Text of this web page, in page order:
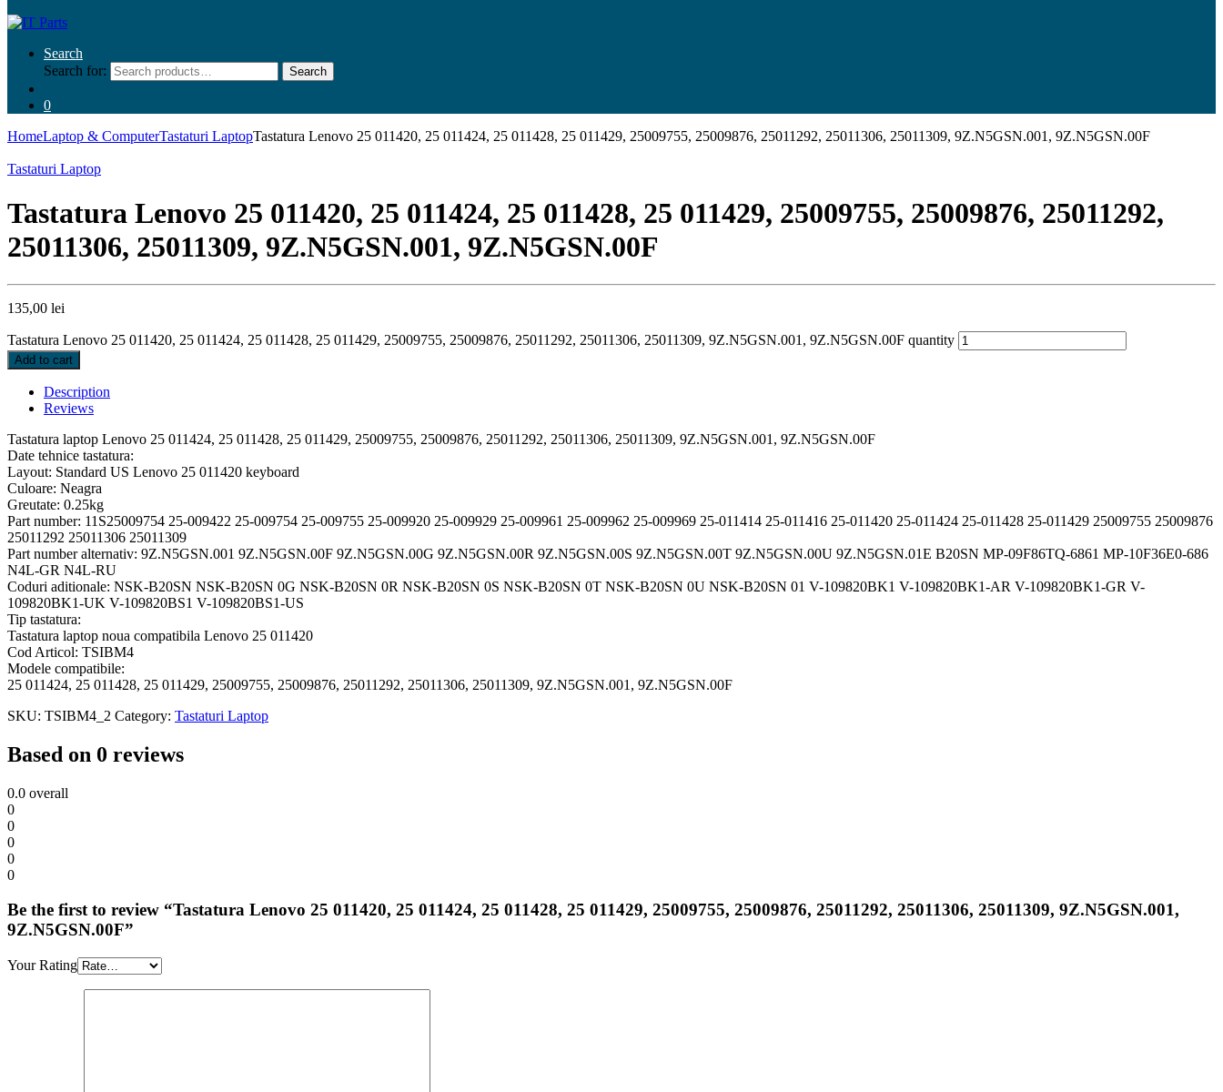
Search
Search for:
Search
0
HomeLaptop & ComputerTastaturi LaptopTastatura Lenovo 25 011420, 25 011424, 25 011428, 25 011429, 25009755, 25009876, 25011292, 25011306, 25011309, 9Z.N5GSN.001, 9Z.N5GSN.00F
Tastaturi Laptop
Tastatura Lenovo 25 011420, 25 011424, 25 011428, 25 011429, 25009755, 25009876, 25011292,
25011306, 25011309, 9Z.N5GSN.001, 9Z.N5GSN.00F
135,00 lei
Tastatura Lenovo 25 011420, 25 011424, 25 011428, 25 011429, 25009755, 25009876, 25011292, 25011306, 25011309, 9Z.N5GSN.001, 9Z.N5GSN.00F quantity
Add to cart
Description
Reviews
Tastatura laptop Lenovo 25 011424, 25 011428, 25 011429, 25009755, 25009876, 25011292, 25011306, 25011309, 9Z.N5GSN.001, 9Z.N5GSN.00F
Date tehnice tastatura:
Layout: Standard US Lenovo 25 011420 keyboard
Culoare: Neagra
Greutate: 0.25kg
Part number: 11S25009754 25-009422 25-009754 25-009755 25-009920 25-009929 25-009961 25-009962 25-009969 25-011414 25-011416 25-011420 25-011424 25-011428 25-011429 25009755 25009876
25011292 25011306 25011309
Part number alternativ: 9Z.N5GSN.001 9Z.N5GSN.00F 9Z.N5GSN.00G 9Z.N5GSN.00R 9Z.N5GSN.00S 9Z.N5GSN.00T 9Z.N5GSN.00U 9Z.N5GSN.01E B20SN MP-09F86TQ-6861 MP-10F36E0-686
N4L-GR N4L-RU
Coduri aditionale: NSK-B20SN NSK-B20SN 0G NSK-B20SN 0R NSK-B20SN 0S NSK-B20SN 0T NSK-B20SN 0U NSK-B20SN 01 V-109820BK1 V-109820BK1-AR V-109820BK1-GR V-
109820BK1-UK V-109820BS1 V-109820BS1-US
Tip tastatura:
Tastatura laptop noua compatibila Lenovo 25 011420
Cod Articol: TSIBM4
Modele compatibile:
25 011424, 25 011428, 25 011429, 25009755, 25009876, 25011292, 25011306, 25011309, 9Z.N5GSN.001, 9Z.N5GSN.00F
SKU: TSIBM4_2 Category: Tastaturi Laptop
Based on 0 reviews
0.0 overall
0
0
0
0
0
Be the first to review “Tastatura Lenovo 25 011420, 25 011424, 25 011428, 25 011429, 25009755, 25009876, 25011292, 25011306, 25011309, 9Z.N5GSN.001,
9Z.N5GSN.00F”
Your Rating